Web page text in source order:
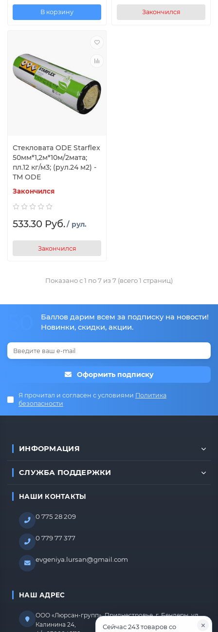
В корзину Закончился
Стекловата ODE Starflex
50мм*1,2м*10м/2мата;
пл.12 кг/м3; (рул.24 м2) -
ТМ ODE
Закончился
533.30 Руб./ рул.
Закончился
Показано с 1 по 7 из 7 (всего 1 страниц)
Баллов дарим всем за подписку на новости!
Новинки, скидки, акции.
Оформить подписку
Я прочитал и согласен с условиями Политика
безопасности
ИНФОРМАЦИЯ
СЛУЖБА ПОДДЕРЖКИ
НАШИ КОНТАКТЫ
0 775 28 209
0 779 77 377
evgeniya.lursan@gmail.com
НАШ АДРЕС
ООО «Люрсан-групп», Приднестровье, г. Бендеры, ул.
Калинина 24,
Сейчас 243 товаров со